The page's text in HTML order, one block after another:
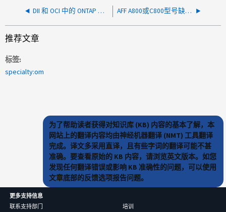
DII 和 OCI 中的 ONTAP 数据收集器在 fcp-interface-get-iter ZAPI 上失败，fcp_port 的 next() 中检测到循环 AFF A800或C800型号缺少ONTAP环境温度
推荐文章
标签
specialty:om
为了帮助读者获得对知识库 (KB) 内容的基本了解，本
网站上的翻译内容均由神经机器翻译 (NMT) 工具翻译
完成。译文多采用直译，且有些字词的翻译可能不甚
准确。要查看原始的 KB 内容，请浏览英文版本。如您
发现任何翻译错误或影响 KB 准确性的问题，可以使用
文章底部的反馈选项报告问题。
更多支持信息
联系支持部门
培训